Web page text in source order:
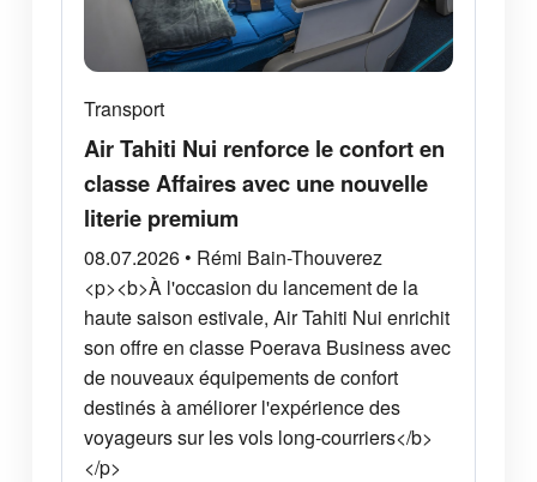
Transport
Air Tahiti Nui renforce le confort en
classe Affaires avec une nouvelle
literie premium
08.07.2026 • Rémi Bain-Thouverez
<p><b>À l'occasion du lancement de la
haute saison estivale, Air Tahiti Nui enrichit
son offre en classe Poerava Business avec
de nouveaux équipements de confort
destinés à améliorer l'expérience des
voyageurs sur les vols long-courriers</b>
</p>